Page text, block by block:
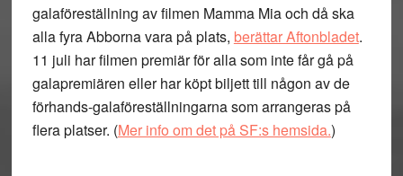
galaföreställning av filmen Mamma Mia och då ska
alla fyra Abborna vara på plats, berättar Aftonbladet.
11 juli har filmen premiär för alla som inte får gå på
galapremiären eller har köpt biljett till någon av de
förhands-galaföreställningarna som arrangeras på
flera platser. (Mer info om det på SF:s hemsida.)